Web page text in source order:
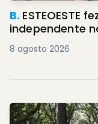
B. ESTEOESTE
independente
8 agosto 2026